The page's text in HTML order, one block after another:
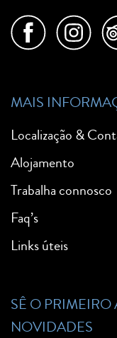
MAIS
Localização &
Alojamento
Trabalha connosco
Faq’s
Links úteis
SÊ O PRIMEIRO
NOVIDADES